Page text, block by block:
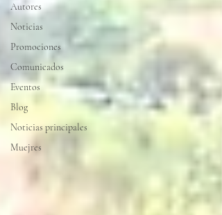
Autores
Noticias
Promociones
Comunicados
Eventos
Blog
Noticias principales
Muejres